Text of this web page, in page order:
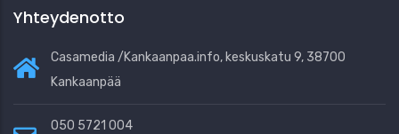
Yhteydenotto
Casamedia /Kankaanpaa.info, keskuskatu 9, 38700
Kankaanpää
050 5721 004